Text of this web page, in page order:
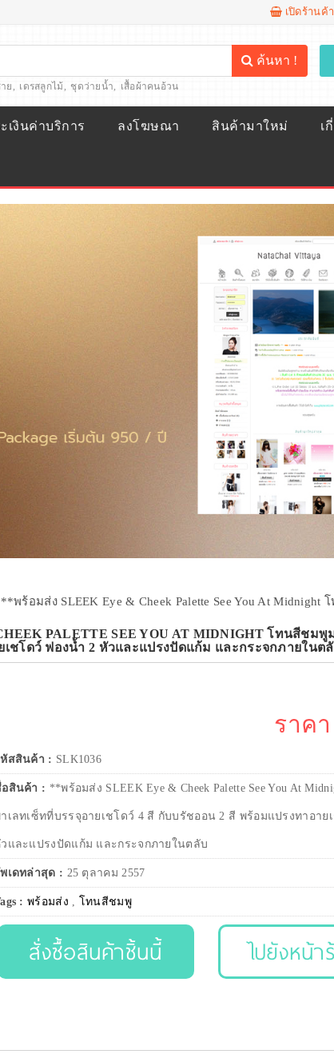
เปิดร้านค้
ค้นหา !
ย, เดรสลูกไม้, ชุดว่ายน้ำ, เสื้อผ้าคนอ้วน
เงินค่าบริการ ลงโฆษณา สินค้ามาใหม่ เ
**พร้อมส่ง SLEEK Eye & Cheek Palette See You At Midnight
PALETTE SEE YOU AT MIDNIGHT โทนสีชมพู
ชโดว์ ฟองน้ำ 2 หัวและแปรงปัดแก้ม และกระจกภายในต
ราค
สสินค้า : SLK1036
สินค้า : **พร้อมส่ง SLEEK Eye & Cheek Palette See You At
เลทเซ็ทที่บรรจุอายเชโดว์ 4 สี กับบรัชออน 2 สี พร้อมแปรงทาอาย
และแปรงปัดแก้ม และกระจกภายในตลับ
เดทล่าสุด : 25 ตุลาคม 2557
:พร้อมส่ง , โทนสีชมพู
สั่งซื้อสินค้าชิ้นนี้ ไปยังหน้า